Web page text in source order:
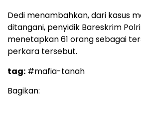
Dedi menambahkan, dari kasus
ditangani, penyidik Bareskrim
menetapkan 61 orang sebagai
perkara tersebut.
tag: #mafia-tanah
Bagikan: